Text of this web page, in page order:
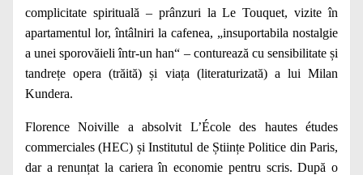
complicitate spirituală – prânzuri la Le Touquet, vizite în
apartamentul lor, întâlniri la cafenea, „insuportabila nostalgie
a unei sporovăieli într-un han“ – conturează cu sensibilitate și
tandrețe opera (trăită) și viața (literaturizată) a lui Milan
Kundera.
Florence Noiville a absolvit L’École des hautes études
commerciales (HEC) și Institutul de Științe Politice din Paris,
dar a renunțat la cariera în economie pentru scris. După o